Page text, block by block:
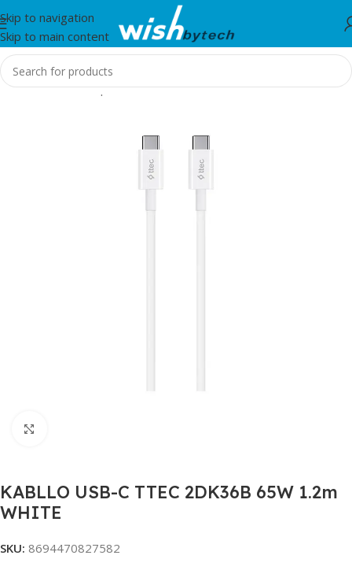
Skip to navigation
Skip to main content
Home/Aksesorë për telefon, tablet dhe smartwatch/TTEC
KABLLO USB-C TTEC 2DK36B 65W 1.2m
WHITE
SKU: 8694470827582